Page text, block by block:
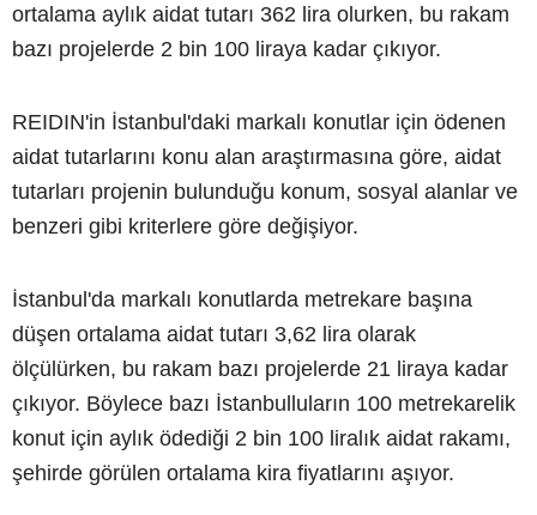
ortalama aylık aidat tutarı 362 lira olurken, bu rakam
bazı projelerde 2 bin 100 liraya kadar çıkıyor.
REIDIN'in İstanbul'daki markalı konutlar için ödenen
aidat tutarlarını konu alan araştırmasına göre, aidat
tutarları projenin bulunduğu konum, sosyal alanlar ve
benzeri gibi kriterlere göre değişiyor.
İstanbul'da markalı konutlarda metrekare başına
düşen ortalama aidat tutarı 3,62 lira olarak
ölçülürken, bu rakam bazı projelerde 21 liraya kadar
çıkıyor. Böylece bazı İstanbulluların 100 metrekarelik
konut için aylık ödediği 2 bin 100 liralık aidat rakamı,
şehirde görülen ortalama kira fiyatlarını aşıyor.